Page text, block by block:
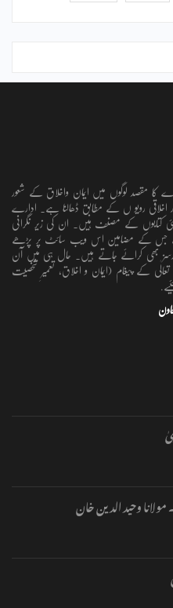
کا مقصد لوگوں میں ایمان واخلاق کے شعور
اخلاقی رویو ں کے مطابق ڈھالنا ہے۔ ادارے
کئی کتابوں کے مصنف ہیں۔ ان کی زیر نگرانی
ہے جس کے مضامین اس ویب سائٹ پر پڑھے
بھی کرائے جاتے ہیں۔ حال ہی میں آن
کے پیغام (ایمان و اخلاق، تعمیرِ شخصیت
وحید الدین خان